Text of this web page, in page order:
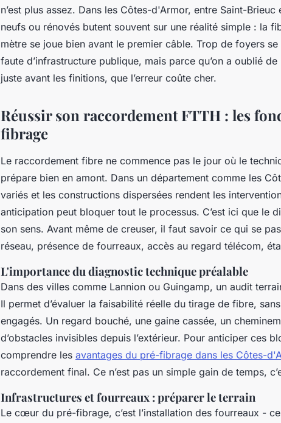
n’est plus assez. Dans les Côtes-d'Armor, entre Saint-
neufs ou rénovés butent souvent sur une réalité simple : la
mètre se joue bien avant le premier câble. Trop de foyers
faute d’infrastructure publique, mais parce qu’on a oublié
juste avant les finitions, que l’erreur coûte cher.
Réussir son raccordement FTTH : les
fibrage
Le raccordement fibre ne commence pas le jour où le
prépare bien en amont. Dans un département comme les
variés et les constructions dispersées rendent les
anticipation peut bloquer tout le processus. C’est ici que le
son sens. Avant même de creuser, il faut savoir ce qui se
réseau, présence de fourreaux, accès au regard télécom,
L'importance du diagnostic technique préalable
Dans des villes comme Lannion ou Guingamp, un audit
Il permet d’évaluer la faisabilité réelle du tirage de fibre,
engagés. Un regard bouché, une gaine cassée, un
d’obstacles invisibles depuis l’extérieur. Pour anticiper ces
comprendre les avantages du pré-fibrage dans les Côtes-
raccordement final. Ce n’est pas un simple gain de temps,
Infrastructures et fourreaux : préparer le terrain
Le cœur du pré-fibrage, c’est l’installation des fourreaux -